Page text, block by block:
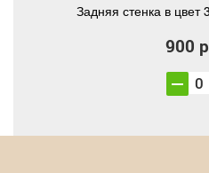
Задняя стенка в
900